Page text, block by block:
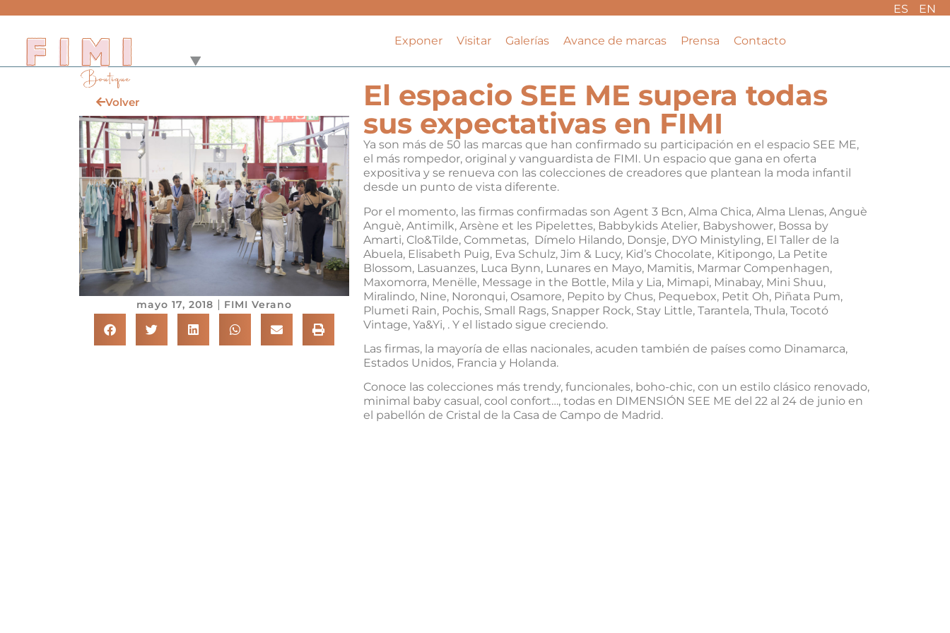
ES EN
Exponer Visitar Galerías Avance de marcas Prensa Contacto
Volver
mayo 17, 2018 FIMI Verano
El espacio SEE ME supera todas
sus expectativas en FIMI
Ya son más de 50 las marcas que han confirmado su participación en el espacio SEE ME,
el más rompedor, original y vanguardista de FIMI. Un espacio que gana en oferta
expositiva y se renueva con las colecciones de creadores que plantean la moda infantil
desde un punto de vista diferente.
Por el momento, las firmas confirmadas son Agent 3 Bcn, Alma Chica, Alma Llenas, Anguè
Anguè, Antimilk, Arsène et les Pipelettes, Babbykids Atelier, Babyshower, Bossa by
Amarti, Clo&Tilde, Commetas, Dímelo Hilando, Donsje, DYO Ministyling, El Taller de la
Abuela, Elisabeth Puig, Eva Schulz, Jim & Lucy, Kid’s Chocolate, Kitipongo, La Petite
Blossom, Lasuanzes, Luca Bynn, Lunares en Mayo, Mamitis, Marmar Compenhagen,
Maxomorra, Menëlle, Message in the Bottle, Mila y Lia, Mimapi, Minabay, Mini Shuu,
Miralindo, Nine, Noronqui, Osamore, Pepito by Chus, Pequebox, Petit Oh, Piñata Pum,
Plumeti Rain, Pochis, Small Rags, Snapper Rock, Stay Little, Tarantela, Thula, Tocotó
Vintage, Ya&Yi, . Y el listado sigue creciendo.
Las firmas, la mayoría de ellas nacionales, acuden también de países como Dinamarca,
Estados Unidos, Francia y Holanda.
Conoce las colecciones más trendy, funcionales, boho-chic, con un estilo clásico renovado,
minimal baby casual, cool confort…, todas en DIMENSIÓN SEE ME del 22 al 24 de junio en
el pabellón de Cristal de la Casa de Campo de Madrid.